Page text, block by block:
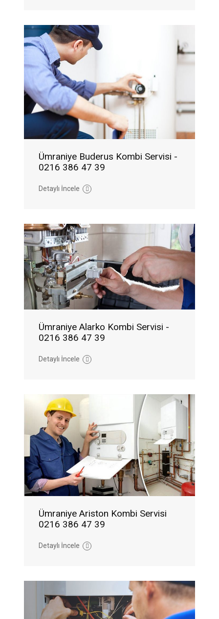
Ümraniye Buderus Kombi Servisi -
0216 386 47 39
Detaylı İncele
Ümraniye Alarko Kombi Servisi -
0216 386 47 39
Detaylı İncele
Ümraniye Ariston Kombi Servisi
0216 386 47 39
Detaylı İncele